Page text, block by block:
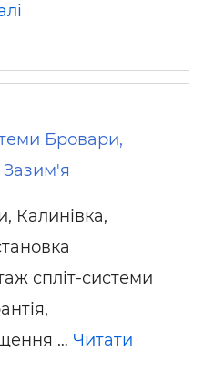
Бровари,
Зазим'я
Калинівка,
спліт-системи
… Читати